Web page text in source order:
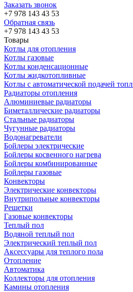
Заказать звонок
+7 978 143 43 53
Обратная связь
+7 978 143 43 53
Товары
Котлы для отопления
Котлы газовые
Котлы конденсационные
Котлы жидкотопливные
Котлы с автоматической подачей
Радиаторы отопления
Алюминиевые радиаторы
Биметаллические радиаторы
Стальные радиаторы
Чугунные радиаторы
Водонагреватели
Бойлеры электрические
Бойлеры косвенного нагрева
Бойлеры комбинированные
Бойлеры газовые
Конвекторы
Электрические конвекторы
Внутрипольные конвекторы
Решетки
Газовые конвекторы
Теплый пол
Водяной теплый пол
Электрический теплый пол
Аксессуары для теплого пола
Отопление
Автоматика
Коллекторы для отопления
Камины отопления